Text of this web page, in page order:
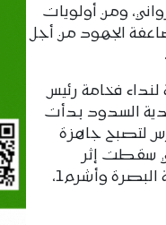
ومن أولويات
الجهود من أجل
فخامة رئيس
السدود بدأت
لتصبح جاهزة
سقطت إثر
الأمطار الغزير المتهاطلة هذا الخريف، مضيفا أن البلدية ستباشر في الأيام القادمة ترميم مدرسة البصرة وأشرم1،